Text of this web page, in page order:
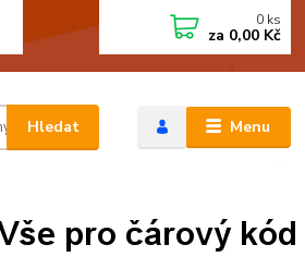
Menu
Hledat
0 ks
za 0,00 Kč